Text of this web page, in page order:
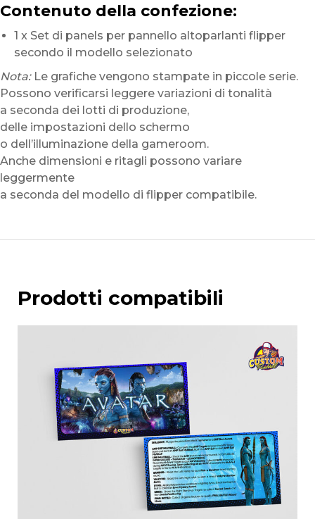
Contenuto della confezione:
1 x Set di panels per pannello altoparlanti flipper
secondo il modello selezionato
Nota:Le grafiche vengono stampate in piccole serie.
Possono verificarsi leggere variazioni di tonalità
a seconda dei lotti di produzione,
delle impostazioni dello schermo
o dell’illuminazione della gameroom.
Anche dimensioni e ritagli possono variare
leggermente
a seconda del modello di flipper compatibile.
Prodotti compatibili